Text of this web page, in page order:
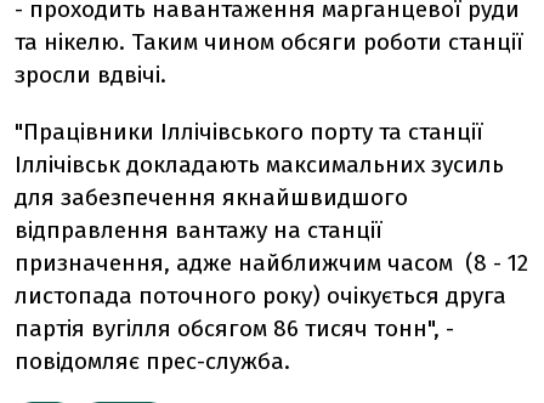
- проходить навантаження марганцевої руди
та нікелю. Таким чином обсяги роботи станції
зросли вдвічі.
"Працівники Іллічівського порту та станції
Іллічівськ докладають максимальних зусиль
для забезпечення якнайшвидшого
відправлення вантажу на станції
призначення, адже найближчим часом (8 - 12
листопада поточного року) очікується друга
партія вугілля обсягом 86 тисяч тонн", -
повідомляє прес-служба.